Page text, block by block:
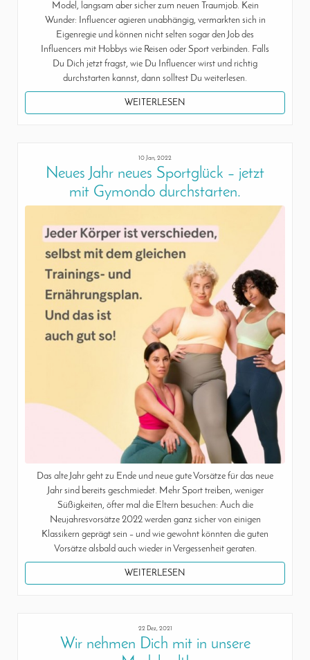
Model, langsam aber sicher zum neuen Traumjob. Kein
Wunder: Influencer agieren unabhängig, vermarkten sich in
Eigenregie und können nicht selten sogar den Job des
Influencers mit Hobbys wie Reisen oder Sport verbinden. Falls
Du Dich jetzt fragst, wie Du Influencer wirst und richtig
durchstarten kannst, dann solltest Du weiterlesen.
WEITERLESEN
10 Jan, 2022
Neues Jahr neues Sportglück – jetzt
mit Gymondo durchstarten.
Das alte Jahr geht zu Ende und neue gute Vorsätze für das neue
Jahr sind bereits geschmiedet. Mehr Sport treiben, weniger
Süßigkeiten, öfter mal die Eltern besuchen: Auch die
Neujahresvorsätze 2022 werden ganz sicher von einigen
Klassikern geprägt sein – und wie gewohnt könnten die guten
Vorsätze alsbald auch wieder in Vergessenheit geraten.
WEITERLESEN
22 Dez, 2021
Wir nehmen Dich mit in unsere